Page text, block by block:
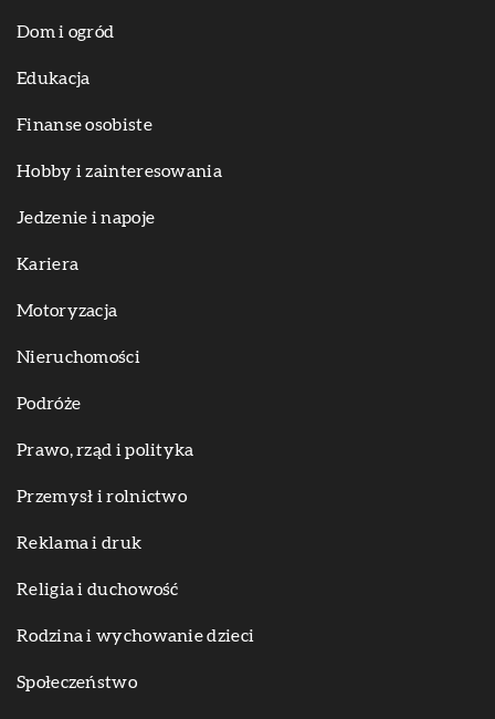
Dom i ogród
Edukacja
Finanse osobiste
Hobby i zainteresowania
Jedzenie i napoje
Kariera
Motoryzacja
Nieruchomości
Podróże
Prawo, rząd i polityka
Przemysł i rolnictwo
Reklama i druk
Religia i duchowość
Rodzina i wychowanie dzieci
Społeczeństwo